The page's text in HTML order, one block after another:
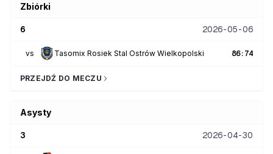
Zbiórki
6 2026-05-06
vs Tasomix Rosiek Stal Ostrów Wielkopolski 86: 74
PRZEJDŹ DO MECZU
Asysty
3 2026-04-30